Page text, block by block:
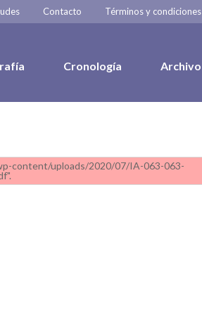
Contacto Términos y condiciones
Cronología Archivo
content/uploads/2020/07/IA-063-063-